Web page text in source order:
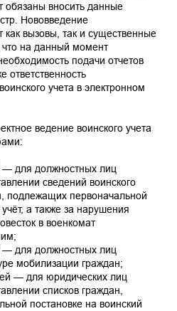
обязаны вносить данные
Нововведение
как вызовы, так и существенные
что на данный момент
подачи отчетов
учета в электронном
ведение воинского учета
для должностных лиц
сведений воинского
подлежащих первоначальной
а также за нарушения
в военкомат
для должностных лиц
мобилизации граждан;
— для юридических лиц
списков граждан,
постановке на воинский